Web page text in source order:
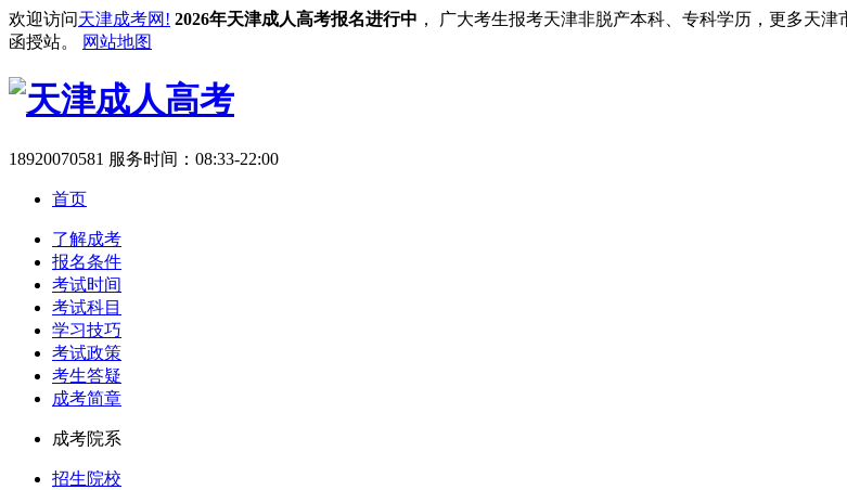
欢迎访问天津成考网! 2026年天津成人高考报名进行中 ， 广大考生报考天津非脱产本科、专科学历，更多天
函授站。
网站地图
18920070581 服务时间：08:33-22:00
首页
了解成考
报名条件
考试时间
考试科目
学习技巧
考试政策
考生答疑
成考简章
成考院系
招生院校